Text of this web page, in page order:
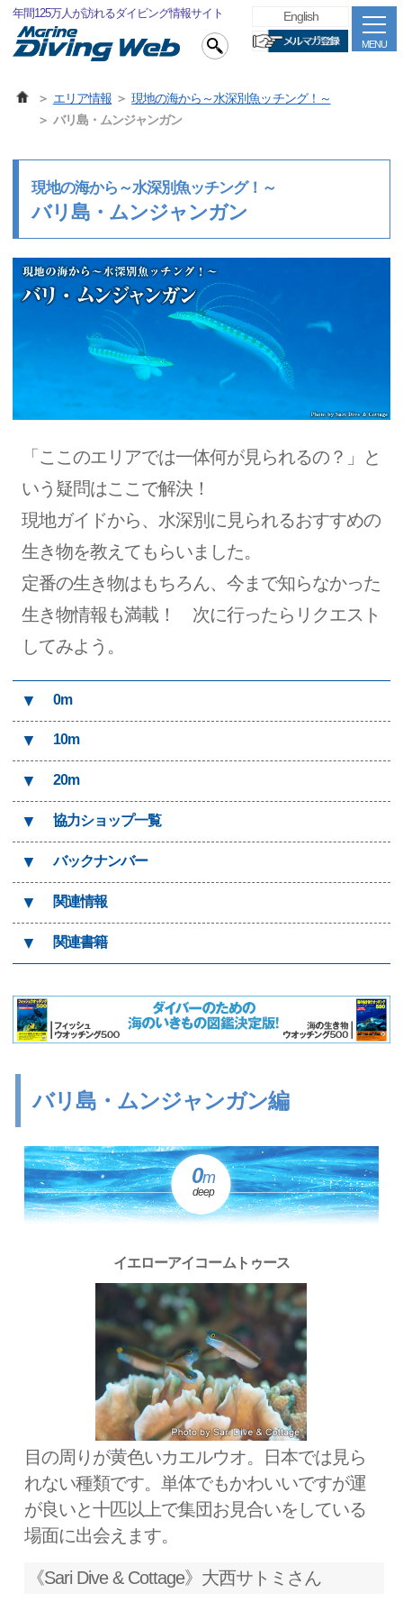
年間125万人が訪れるダイビング情報サイト
MENU
English
エリア情報
現地の海から～水深別魚ッチング！～
バリ島・ムンジャンガン
現地の海から～水深別魚ッチング！～
バリ島・ムンジャンガン
「ここのエリアでは一体何が見られるの？」と
いう疑問はここで解決！
現地ガイドから、水深別に見られるおすすめの
生き物を教えてもらいました。
定番の生き物はもちろん、今まで知らなかった
生き物情報も満載！ 次に行ったらリクエスト
してみよう。
▼ 0m
▼ 10m
▼ 20m
▼ 協力ショップ一覧
▼ バックナンバー
▼ 関連情報
▼ 関連書籍
バリ島・ムンジャンガン編
0m
deep
イエローアイコームトゥース
目の周りが黄色いカエルウオ。日本では見ら
れない種類です。単体でもかわいいですが運
が良いと十匹以上で集団お見合いをしている
場面に出会えます。
《Sari Dive & Cottage》大西サトミさん